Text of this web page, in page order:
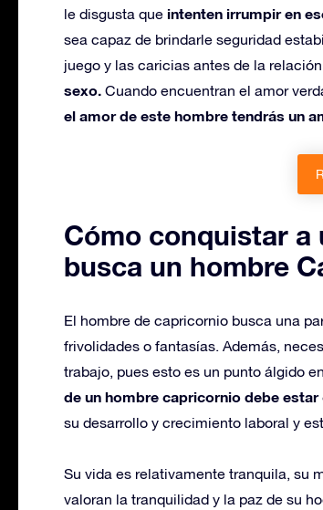
le disgusta que intenten irrumpir en
sea capaz de brindarle seguridad
juego y las caricias antes de la
sexo. Cuando encuentran el amor
el amor de este hombre tendrás un
Cómo conquistar a
busca un hombre
El hombre de capricornio busca una
frivolidades o fantasías. Además,
trabajo, pues esto es un punto álgido
de un hombre capricornio debe
su desarrollo y crecimiento laboral y
Su vida es relativamente tranquila, su
valoran la tranquilidad y la paz de su